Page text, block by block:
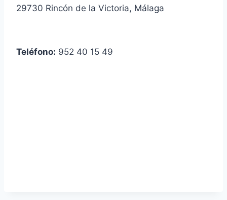
29730 Rincón de la Victoria, Málaga
Teléfono: 952 40 15 49